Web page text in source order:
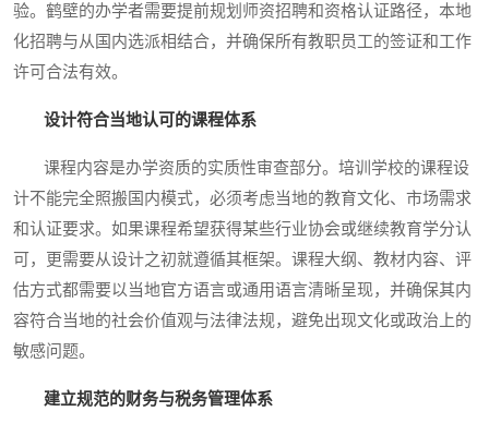
验。鹤壁的办学者需要提前规划师资招聘和资格认证路径，本地
化招聘与从国内选派相结合，并确保所有教职员工的签证和工作
许可合法有效。
设计符合当地认可的课程体系
课程内容是办学资质的实质性审查部分。培训学校的课程设
计不能完全照搬国内模式，必须考虑当地的教育文化、市场需求
和认证要求。如果课程希望获得某些行业协会或继续教育学分认
可，更需要从设计之初就遵循其框架。课程大纲、教材内容、评
估方式都需要以当地官方语言或通用语言清晰呈现，并确保其内
容符合当地的社会价值观与法律法规，避免出现文化或政治上的
敏感问题。
建立规范的财务与税务管理体系